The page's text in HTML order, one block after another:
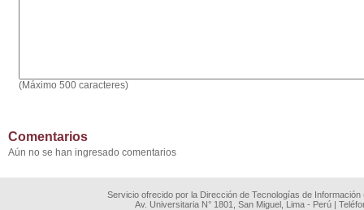
(Máximo 500 caracteres)
Comentarios
Aún no se han ingresado comentarios
Servicio ofrecido por la Dirección de Tecnologías de
Av. Universitaria N° 1801, San Miguel, Lima - Perú |